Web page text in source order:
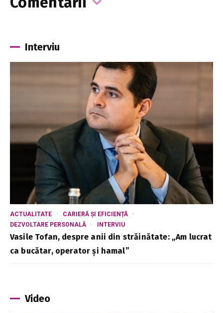
Interviu
ACTUALITATE
CARIERĂ ȘI EFICIENȚĂ
DEZVOLTARE PERSONALĂ
INTERVIU
Vasile Tofan, despre anii din străinătate: „Am lucrat
ca bucătar, operator și hamal”
Video